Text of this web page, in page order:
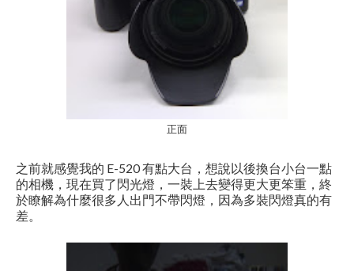
正面
之前就感覺我的 E-520 有點大台，想說以後換台小台一點
的相機，現在買了閃光燈，一裝上去變得更大更笨重，終
於瞭解為什麼很多人出門不帶閃燈，因為多裝閃燈真的有
差。